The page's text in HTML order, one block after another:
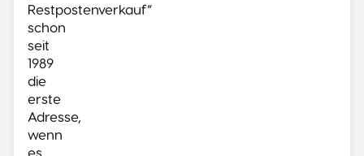
Restpostenverkauf“
schon
seit
1989
die
erste
Adresse,
wenn
es